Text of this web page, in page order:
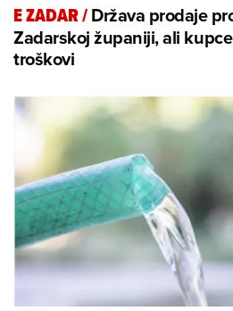
E ZADAR/Država prodaje
Zadarskoj županiji, ali
troškovi